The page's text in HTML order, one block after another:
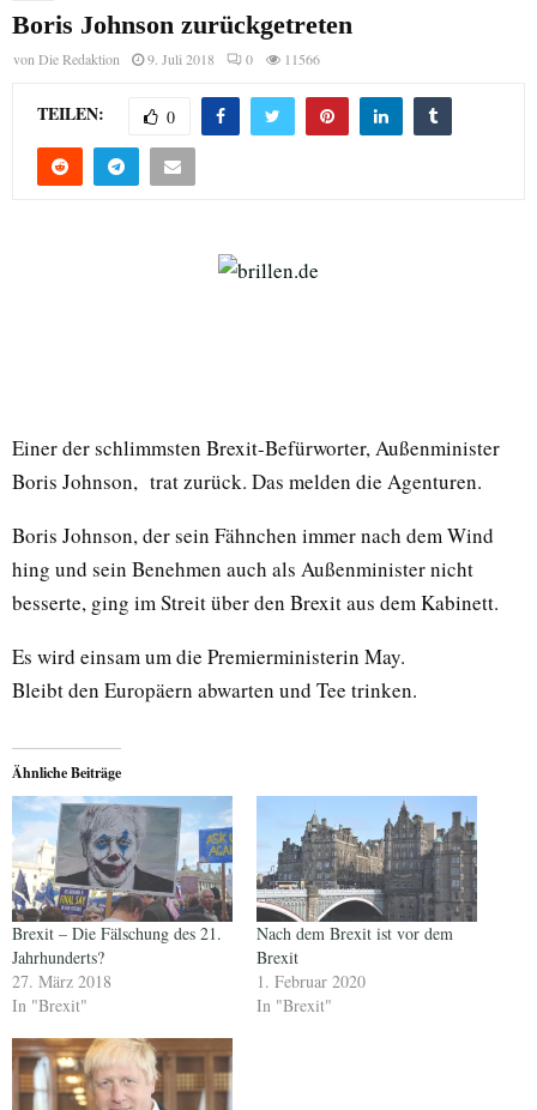
Boris Johnson zurückgetreten
von Die Redaktion 9. Juli 2018 0 11566
TEILEN: 0
Einer der schlimmsten Brexit-Befürworter, Außenminister
Boris Johnson, trat zurück. Das melden die Agenturen.
Boris Johnson, der sein Fähnchen immer nach dem Wind
hing und sein Benehmen auch als Außenminister nicht
besserte, ging im Streit über den Brexit aus dem Kabinett.
Es wird einsam um die Premierministerin May.
Bleibt den Europäern abwarten und Tee trinken.
Ähnliche Beiträge
Brexit – Die Fälschung des 21.
Jahrhunderts?
27. März 2018
In "Brexit"
Nach dem Brexit ist vor dem
Brexit
1. Februar 2020
In "Brexit"